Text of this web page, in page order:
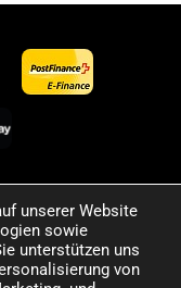
angegebenen
und können
uns das Recht
unserer Website
sowie
unterstützen uns
von